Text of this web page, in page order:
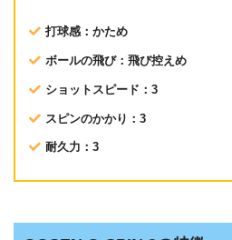
打球感：かため
ボールの飛び：飛び控えめ
ショットスピード：3
スピンのかかり：3
耐久力：3